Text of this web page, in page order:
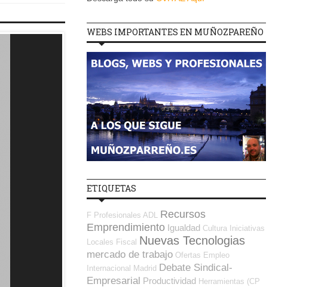
WEBS IMPORTANTES EN MUÑOZPAREÑO
ETIQUETAS
F Profesionales ADL
Recursos
Emprendimiento Igualdad Cultura
Iniciativas
Locales Fiscal Nuevas Tecnologias
mercado de trabajo Ofertas Empleo
Internacional
Madrid Debate Sindical-
Empresarial Productividad Herramientas (CP